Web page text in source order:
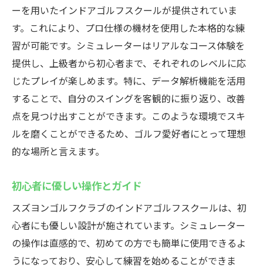
ーを用いたインドアゴルフスクールが提供されていま
す。これにより、プロ仕様の機材を使用した本格的な練
習が可能です。シミュレーターはリアルなコース体験を
提供し、上級者から初心者まで、それぞれのレベルに応
じたプレイが楽しめます。特に、データ解析機能を活用
することで、自分のスイングを客観的に振り返り、改善
点を見つけ出すことができます。このような環境でスキ
ルを磨くことができるため、ゴルフ愛好者にとって理想
的な場所と言えます。
初心者に優しい操作とガイド
スズヨンゴルフクラブのインドアゴルフスクールは、初
心者にも優しい設計が施されています。シミュレーター
の操作は直感的で、初めての方でも簡単に使用できるよ
うになっており、安心して練習を始めることができま